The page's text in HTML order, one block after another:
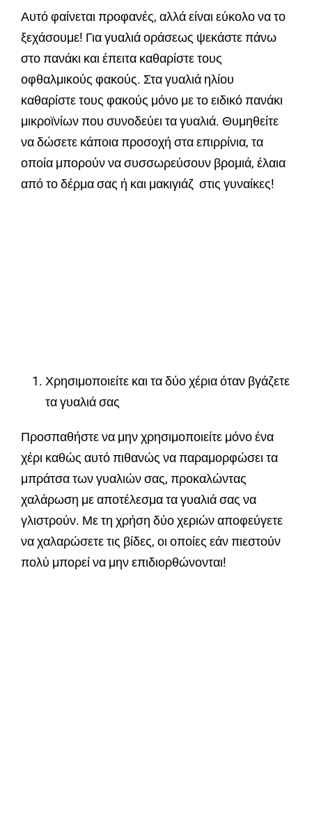
Αυτό φαίνεται προφανές, αλλά είναι εύκολο να το
ξεχάσουμε! Για γυαλιά οράσεως ψεκάστε πάνω
στο πανάκι και έπειτα καθαρίστε τους
οφθαλμικούς φακούς. Στα γυαλιά ηλίου
καθαρίστε τους φακούς μόνο με το ειδικό πανάκι
μικροϊνίων που συνοδεύει τα γυαλιά. Θυμηθείτε
να δώσετε κάποια προσοχή στα επιρρίνια, τα
οποία μπορούν να συσσωρεύσουν βρομιά, έλαια
από το δέρμα σας ή και μακιγιάζ στις γυναίκες!
Χρησιμοποιείτε και τα δύο χέρια όταν βγάζετε
τα γυαλιά σας
Προσπαθήστε να μην χρησιμοποιείτε μόνο ένα
χέρι καθώς αυτό πιθανώς να παραμορφώσει τα
μπράτσα των γυαλιών σας, προκαλώντας
χαλάρωση με αποτέλεσμα τα γυαλιά σας να
γλιστρούν. Με τη χρήση δύο χεριών αποφεύγετε
να χαλαρώσετε τις βίδες, οι οποίες εάν πιεστούν
πολύ μπορεί να μην επιδιορθώνονται!